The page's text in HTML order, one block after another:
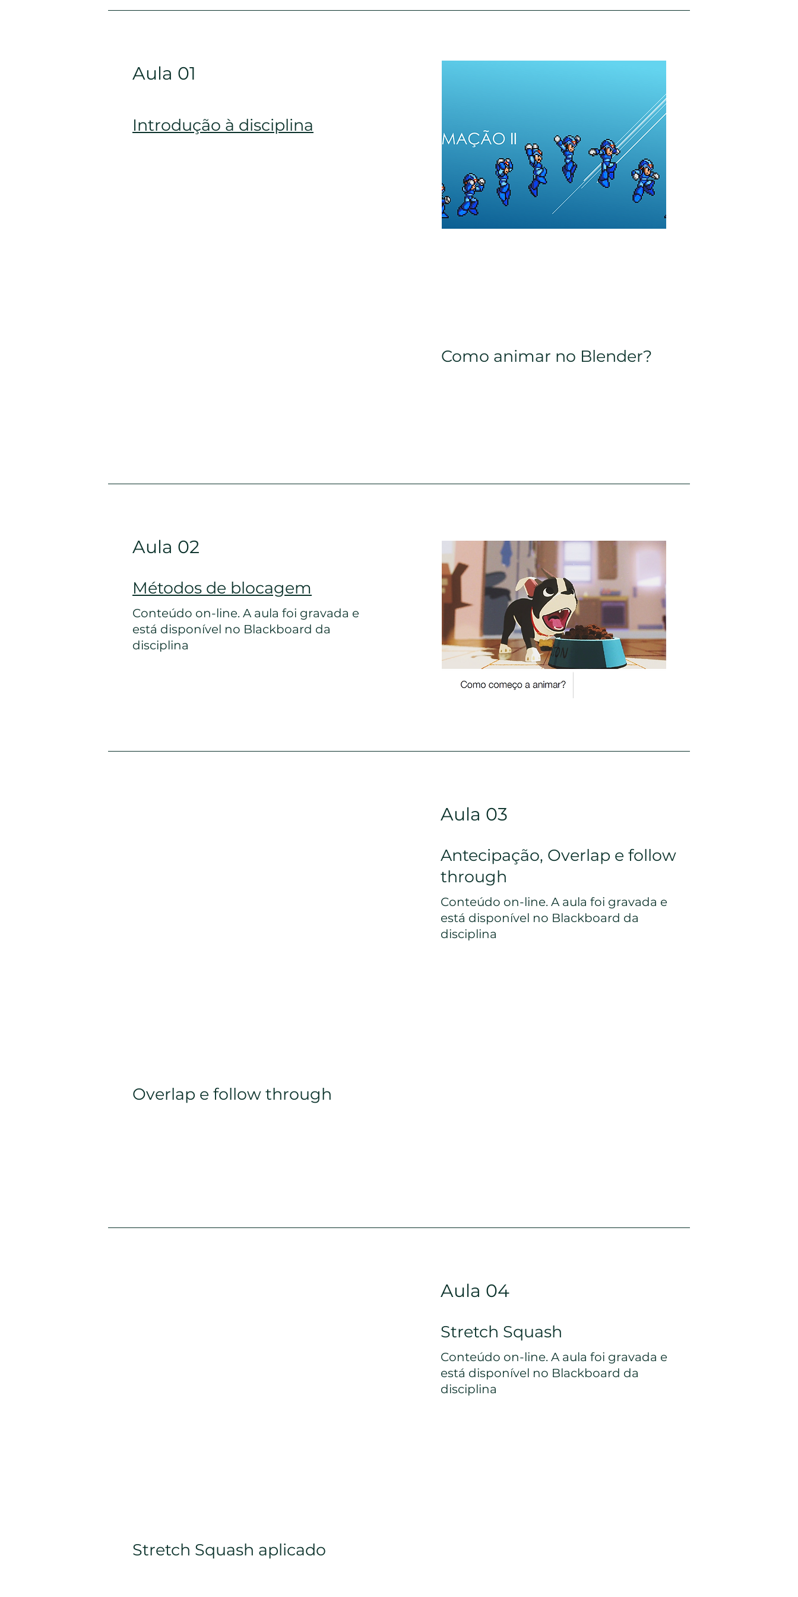
Aula 01
Introdução à disciplina
Como animar no Blender?
Aula 02
Métodos de blocagem
Conteúdo on-line. A aula foi gravada e
está disponível no Blackboard da
disciplina
Aula 03
Antecipação, Overlap e follow
through
Conteúdo on-line. A aula foi gravada e
está disponível no Blackboard da
disciplina
Overlap e follow through
Aula 04
Stretch Squash
Conteúdo on-line. A aula foi gravada e
está disponível no Blackboard da
disciplina
Stretch Squash aplicado